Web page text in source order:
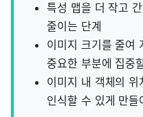
특성 맵을 더 작고
줄이는 단계
이미지 크기를 줄여
중요한 부분에 집중
이미지 내 객체의
인식할 수 있게 만